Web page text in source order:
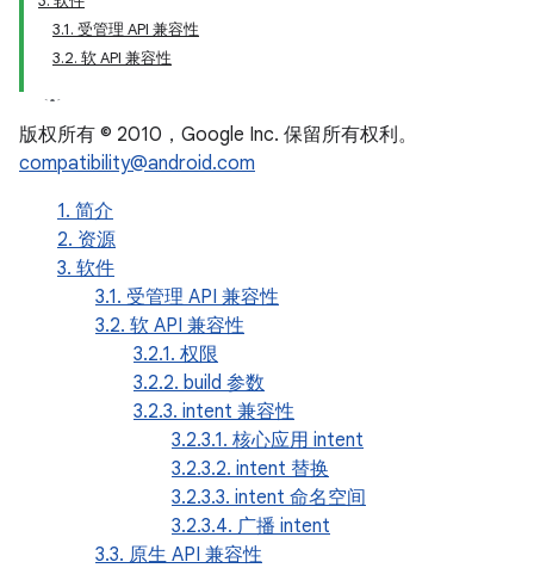
3.1. 受管理 API 兼容性
3.2. 软 API 兼容性
版权所有 © 2010，Google Inc. 保留所有权利。
compatibility@android.com
1. 简介
2. 资源
3. 软件
3.1. 受管理 API 兼容性
3.2. 软 API 兼容性
3.2.1. 权限
3.2.2. build 参数
3.2.3. intent 兼容性
3.2.3.1. 核心应用 intent
3.2.3.2. intent 替换
3.2.3.3. intent 命名空间
3.2.3.4. 广播 intent
3.3. 原生 API 兼容性